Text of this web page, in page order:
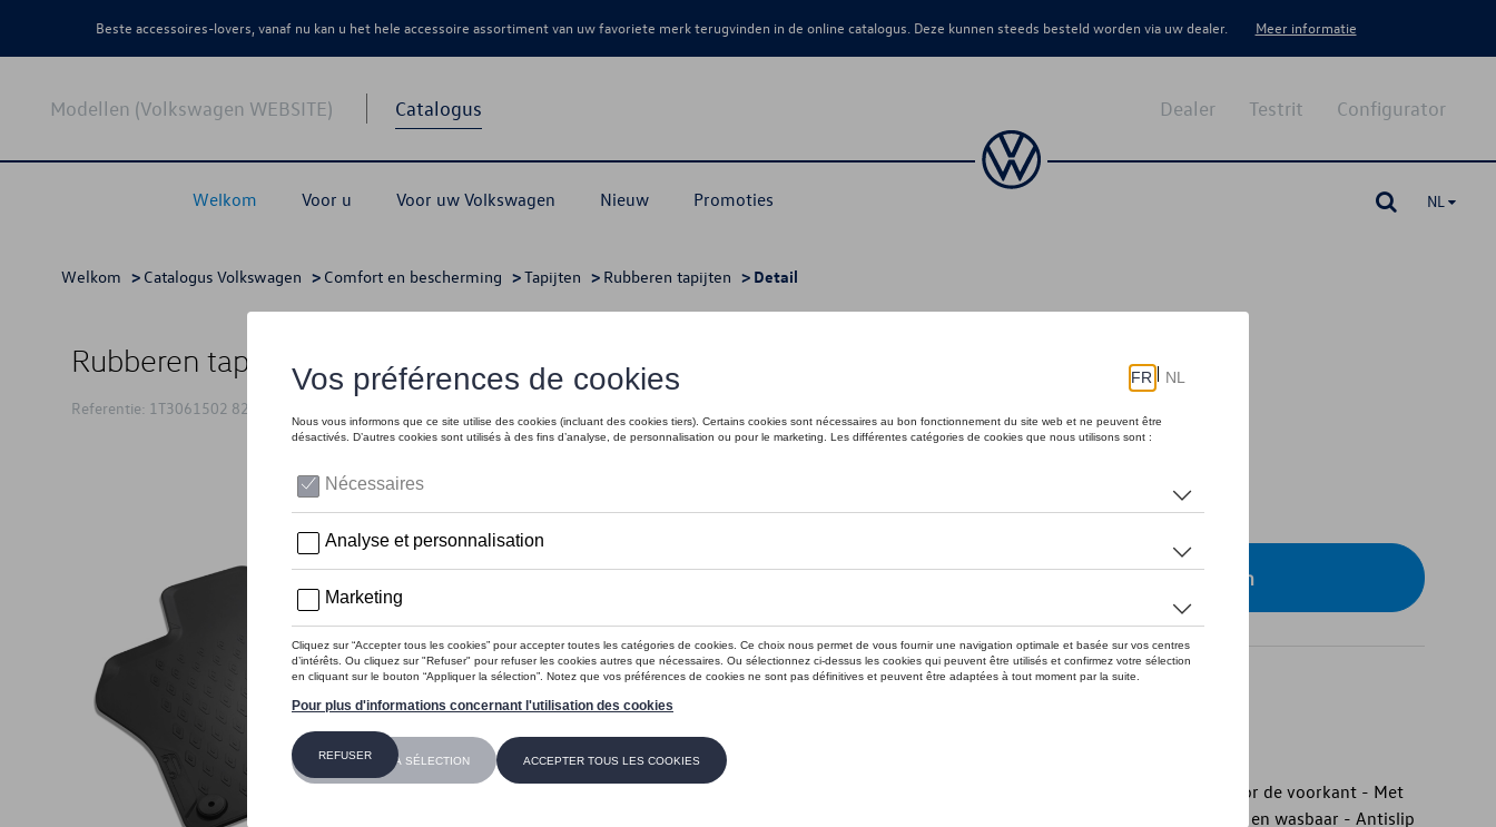
Beste accessoires-lovers, vanaf nu kan u het hele accessoire assortiment van uw favoriete merk terugvinden in de online catalogus. Deze kunnen steeds besteld worden via uw dealer. Meer informatie
Modellen (Volkswagen WEBSITE) Catalogus
Welkom Voor u Voor uw Volkswagen Nieuw Promoties
Configurator
Testrit
Dealer
NL
Welkom > Catalogus Volkswagen > Comfort en bescherming >Tapijten > Rubberen tapijten > Detail
Rubberen tapijten ID.Buzz, vooraan (LHD)
Referentie: 1T3061502 82V
Op voorraad
Contacteer uw dealer om te bestellen
Introductie
- Volkswagen originele all-weather vloermatten - Set van 2 voor de voorkant - Met
voertuigsilhouet - Op maat gemaakt en duurzaam - Duurzaam en wasbaar - Antislip